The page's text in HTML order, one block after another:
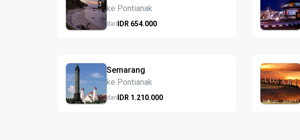
ke Pontianak
dariIDR 654.000
Semarang
ke Pontianak
dariIDR 1.210.000